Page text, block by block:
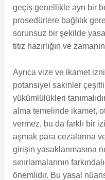
geçiş genellikle ayrı bir
prosedürlere bağlılık
sorunsuz bir şekilde
titiz hazırlığın ve
Ayrıca vize ve ikamet
potansiyel sakinler
yükümlülükleri
alma temelinde ikamet,
vermez, bu da farklı bir
aşmak para cezalarına
girişin yasaklanmasına
sınırlamalarının
önemlidir. Bu yasal